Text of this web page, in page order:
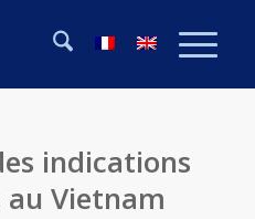
indications
Vietnam